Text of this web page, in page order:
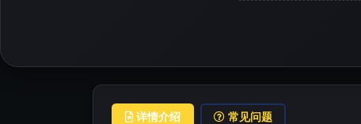
详情介绍 常见问题